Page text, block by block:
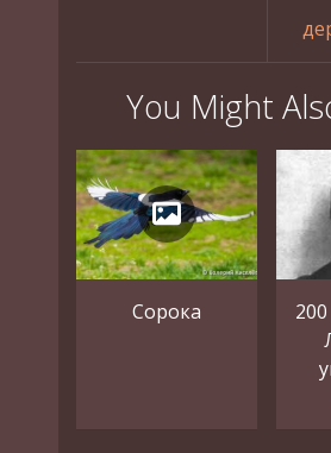
You Might
Сорока
200